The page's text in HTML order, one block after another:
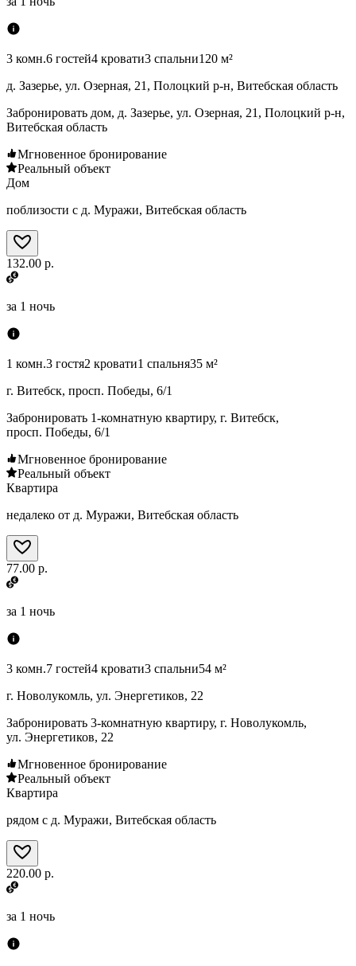
3 комн.6 гостей4 кровати3 спальни120 м²
д. Зазерье, ул. Озерная, 21, Полоцкий р-н, Витебская область
Забронировать дом, д. Зазерье, ул. Озерная, 21, Полоцкий р-н,
Витебская область
Мгновенное бронирование
Реальный объект
Дом
поблизости с д. Муражи, Витебская область
132.00 р.
за 1 ночь
1 комн.3 гостя2 кровати1 спальня35 м²
г. Витебск, просп. Победы, 6/1
Забронировать 1-комнатную квартиру, г. Витебск,
просп. Победы, 6/1
Мгновенное бронирование
Реальный объект
Квартира
недалеко от д. Муражи, Витебская область
77.00 р.
за 1 ночь
3 комн.7 гостей4 кровати3 спальни54 м²
г. Новолукомль, ул. Энергетиков, 22
Забронировать 3-комнатную квартиру, г. Новолукомль,
ул. Энергетиков, 22
Мгновенное бронирование
Реальный объект
Квартира
рядом с д. Муражи, Витебская область
220.00 р.
за 1 ночь